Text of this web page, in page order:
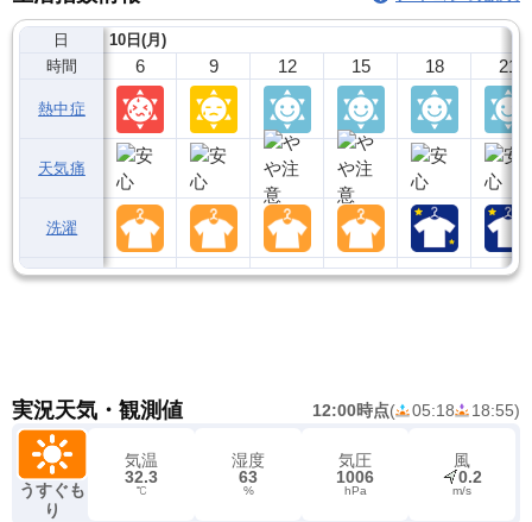
日
時間
熱中症
天気痛
洗濯
10日(月)
6 9 12 15 18 21
実況天気・観測値 12:00時点( 05:18 18:55)
うすぐも
り
気温
32.3
℃
湿度
63
%
気圧
1006
hPa
風
0.2
m/s